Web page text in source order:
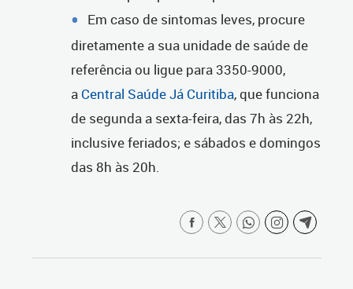
Em caso de sintomas leves, procure
diretamente a sua unidade de saúde de
referência ou ligue para 3350-9000,
a Central Saúde Já Curitiba, que funciona
de segunda a sexta-feira, das 7h às 22h,
inclusive feriados; e sábados e domingos
das 8h às 20h.